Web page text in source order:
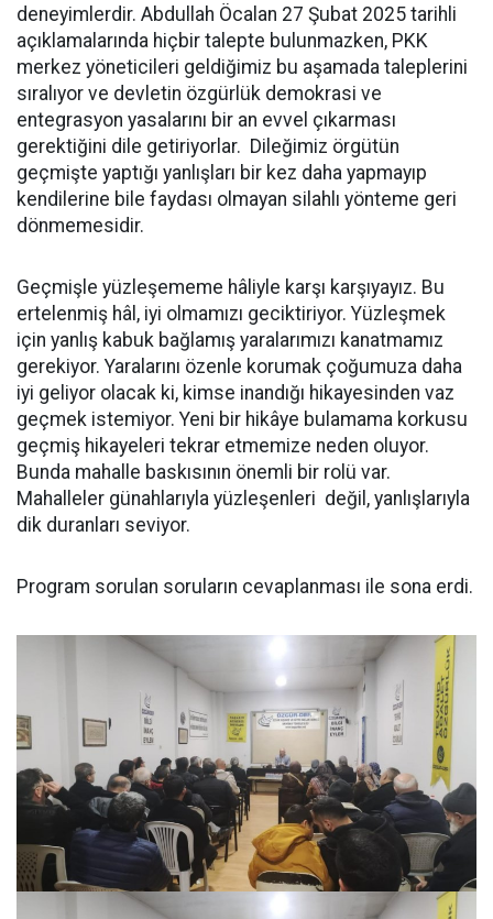
deneyimlerdir. Abdullah Öcalan 27 Şubat 2025 tarihli
açıklamalarında hiçbir talepte bulunmazken, PKK
merkez yöneticileri geldiğimiz bu aşamada taleplerini
sıralıyor ve devletin özgürlük demokrasi ve
entegrasyon yasalarını bir an evvel çıkarması
gerektiğini dile getiriyorlar. Dileğimiz örgütün
geçmişte yaptığı yanlışları bir kez daha yapmayıp
kendilerine bile faydası olmayan silahlı yönteme geri
dönmemesidir.
Geçmişle yüzleşememe hâliyle karşı karşıyayız. Bu
ertelenmiş hâl, iyi olmamızı geciktiriyor. Yüzleşmek
için yanlış kabuk bağlamış yaralarımızı kanatmamız
gerekiyor. Yaralarını özenle korumak çoğumuza daha
iyi geliyor olacak ki, kimse inandığı hikayesinden vaz
geçmek istemiyor. Yeni bir hikâye bulamama korkusu
geçmiş hikayeleri tekrar etmemize neden oluyor.
Bunda mahalle baskısının önemli bir rolü var.
Mahalleler günahlarıyla yüzleşenleri değil, yanlışlarıyla
dik duranları seviyor.
Program sorulan soruların cevaplanması ile sona erdi.